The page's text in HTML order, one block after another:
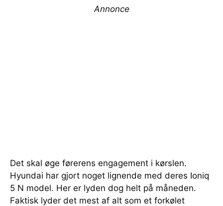
Annonce
Det skal øge førerens engagement i kørslen.
Hyundai har gjort noget lignende med deres Ioniq
5 N model. Her er lyden dog helt på måneden.
Faktisk lyder det mest af alt som et forkølet